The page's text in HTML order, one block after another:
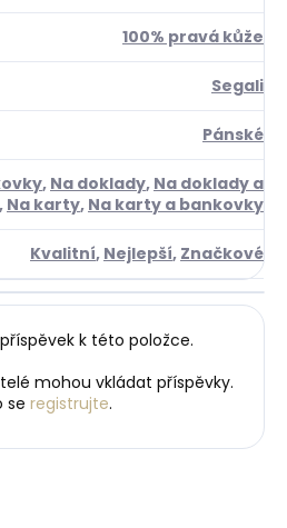
100% pravá kůže
Segali
Pánské
, Na doklady, Na doklady a
, Na karty, Na karty a bankovky
Kvalitní, Nejlepší, Značkové
k této položce.
mohou vkládat příspěvky.
se registrujte.